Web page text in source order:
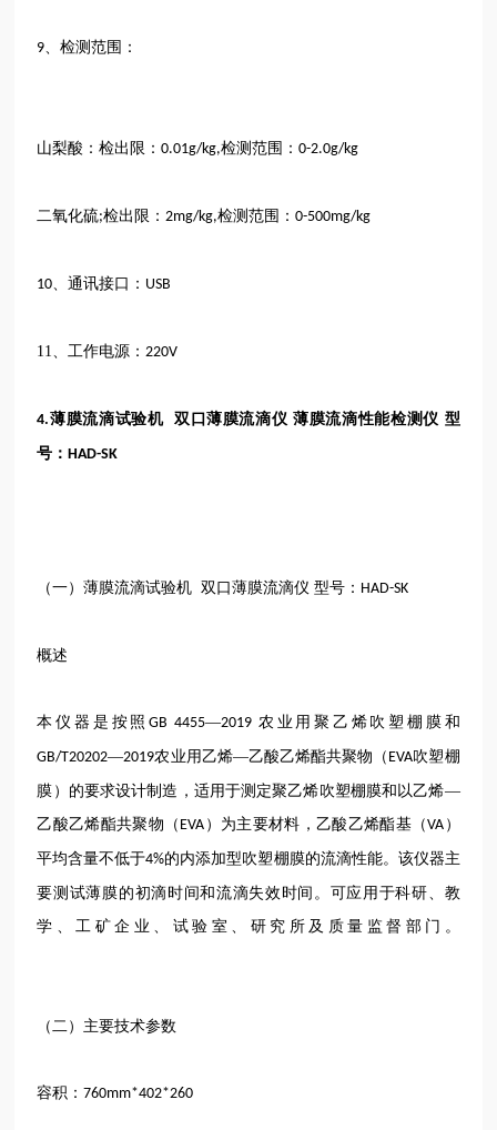
9 、检测范围：
山梨酸：检出限：0.01g/kg,检测范围：0-2.0g/kg
二氧化硫;检出限： 2mg/kg,检测范围：0-500mg/kg
10 、通讯接口： USB
11、 工作电源： 220V
4.薄膜流滴试验机 双口薄膜流滴仪 薄膜流滴性能检测仪 型
号：HAD-SK
（一）薄膜流滴试验机 双口薄膜流滴仪 型号： HAD-SK
概述
本仪器是按照GB 4455—2019 农业用聚乙烯吹塑棚膜和
GB/T20202—2019农业用乙烯—乙酸乙烯酯共聚物（ EVA吹塑棚
膜）的要求设计制造，适用于测定聚乙烯吹塑棚膜和以乙烯—
乙酸乙烯酯共聚物（ EVA ）为主要材料，乙酸乙烯酯基（VA ）
平均含量不低于4%的内添加型吹塑棚膜的流滴性能。该仪器主
要测试薄膜的初滴时间和流滴失效时间。可应用于科研、教
学、工矿企业、试验室、研究所及质量监督部门。
（二）主要技术参数
容积：760mm*402*260